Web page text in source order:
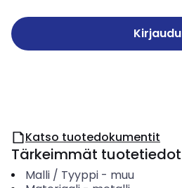
Kirjaudu
Katso tuotedokumentit
Tärkeimmät tuotetiedot
Malli / Tyyppi- muu